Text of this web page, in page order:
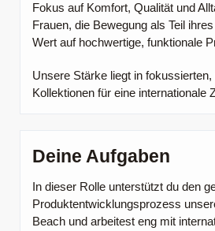
Fokus auf Komfort, Qualität und
Frauen, die Bewegung als Teil
Wert auf hochwertige, funktionale
Unsere Stärke liegt in
Kollektionen für eine internationale
Deine Aufgaben
In dieser Rolle unterstützt du den
Produktentwicklungsprozess
Beach und arbeitest eng mit